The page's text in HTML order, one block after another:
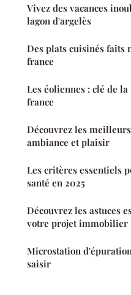
Vivez des vacances
lagon d'argelès
Des plats cuisinés
france
Les éoliennes : clé de
france
Découvrez les
ambiance et plaisir
Les critères essentiels
santé en 2025
Découvrez les astuces
votre projet immobilier
Microstation
saisir